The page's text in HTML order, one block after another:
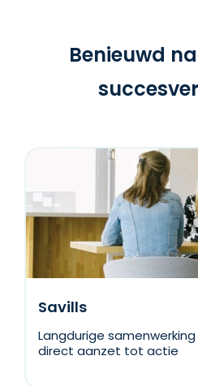
Benieuwd
Savills
Langdurige
direct aanzet tot actie